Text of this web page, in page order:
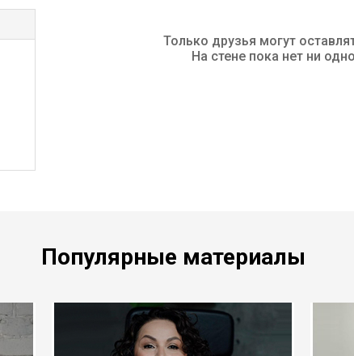
Только друзья могут
На стене пока нет ни
Популярные материалы